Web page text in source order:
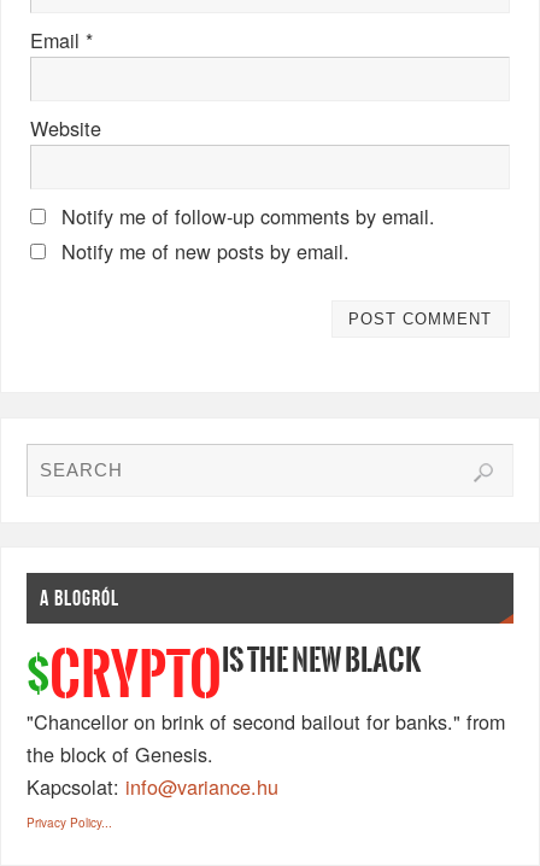
Email*
Website
Notify me of follow-up comments by email.
Notify me of new posts by email.
A BLOGRÓL
$CRYPTO IS THE NEW BLACK
"Chancellor on brink of second bailout for banks." from
the block of Genesis.
Kapcsolat: info@variance.hu
Privacy Policy...